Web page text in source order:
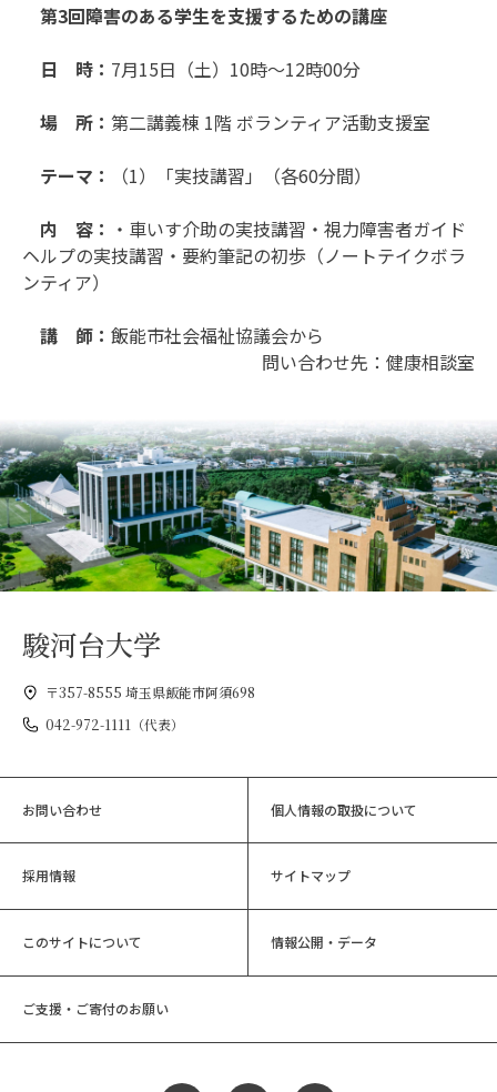
第3回障害のある学生を支援するための講座
日 時： 7月15日（土）10時～12時00分
場 所： 第二講義棟 1階 ボランティア活動支援室
テーマ：
（1）「実技講習」（各60分間）
内 容： ・車いす介助の実技講習・視力障害者ガイド
ヘルプの実技講習・要約筆記の初歩（ノートテイクボラ
ンティア）
講 師： 飯能市社会福祉協議会から
問い合わせ先：健康相談室
駿河台大学
〒357-8555 埼玉県飯能市阿須698
042-972-1111（代表）
お問い合わせ 個人情報の取扱について
採用情報 サイトマップ
このサイトについて 情報公開・データ
ご支援・ご寄付のお願い